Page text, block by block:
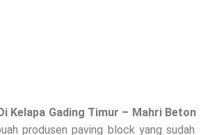
Kelapa Gading Timur – Mahri Beton
produsen paving block yang sudah